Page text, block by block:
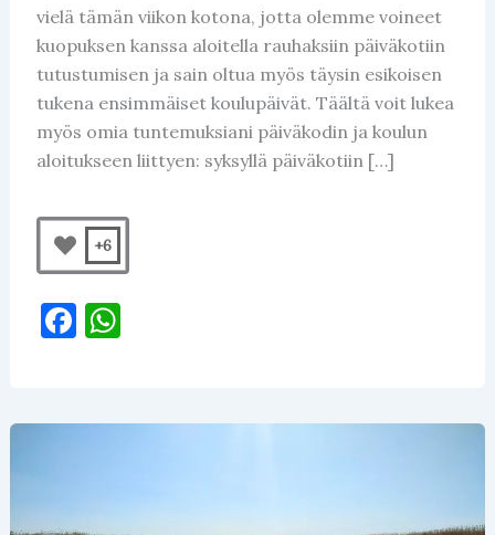
vielä tämän viikon kotona, jotta olemme voineet
kuopuksen kanssa aloitella rauhaksiin päiväkotiin
tutustumisen ja sain oltua myös täysin esikoisen
tukena ensimmäiset koulupäivät. Täältä voit lukea
myös omia tuntemuksiani päiväkodin ja koulun
aloitukseen liittyen: syksyllä päiväkotiin […]
+6
F
e
W
s